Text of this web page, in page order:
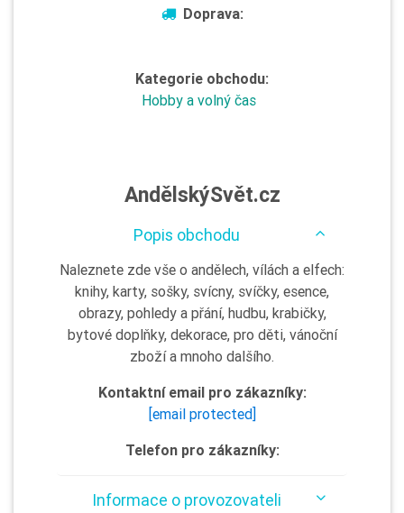
Doprava:
Kategorie obchodu:
Hobby a volný čas
AndělskýSvět.cz
Popis obchodu
Naleznete zde vše o andělech, vílách a elfech:
knihy, karty, sošky, svícny, svíčky, esence,
obrazy, pohledy a přání, hudbu, krabičky,
bytové doplňky, dekorace, pro děti, vánoční
zboží a mnoho dalšího.
Kontaktní email pro zákazníky:
[email protected]
Telefon pro zákazníky:
Informace o provozovateli